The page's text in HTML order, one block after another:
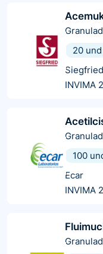
20 und
Siegfried
INVIMA
100
Ecar
INVIMA